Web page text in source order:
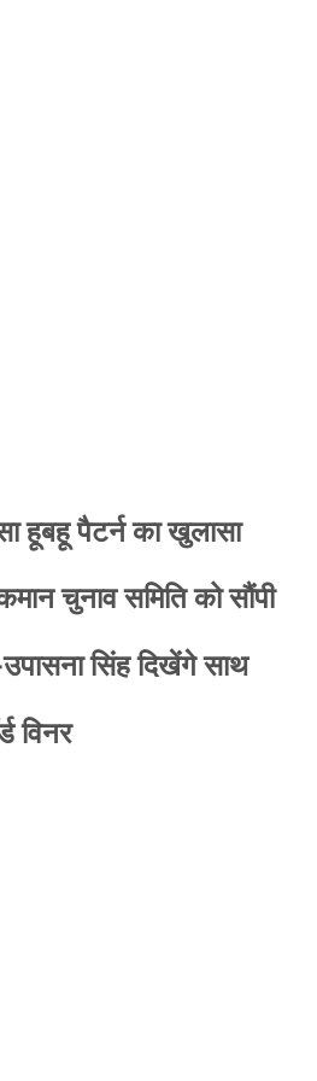
हूबहू पैटर्न का खुलासा
चुनाव समिति को सौंपी
उपासना सिंह दिखेंगे साथ
विनर